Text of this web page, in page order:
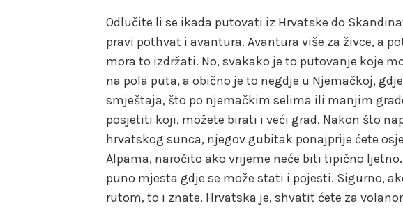
Odlučite li se ikada putovati iz Hrvatske do
pravi pothvat i avantura. Avantura više za živce, a
mora to izdržati. No, svakako je to putovanje koje
na pola puta, a obično je to negdje u Njemačkoj,
smještaja, što po njemačkim selima ili manjim
posjetiti koji, možete birati i veći grad. Nakon što
hrvatskog sunca, njegov gubitak ponajprije ćete
Alpama, naročito ako vrijeme neće biti tipično
puno mjesta gdje se može stati i pojesti. Sigurno,
rutom, to i znate. Hrvatska je, shvatit ćete za